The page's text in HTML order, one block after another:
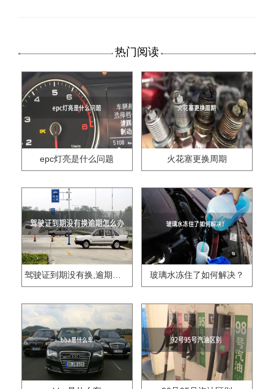
热门阅读
epc灯亮是什么问题 火花塞更换周期
驾驶证到期没有换,逾期怎么办?? 玻璃水冻住了如何解决？